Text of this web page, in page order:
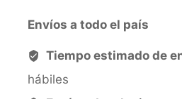
Envíos a todo el país
Tiempo estimado de
hábiles